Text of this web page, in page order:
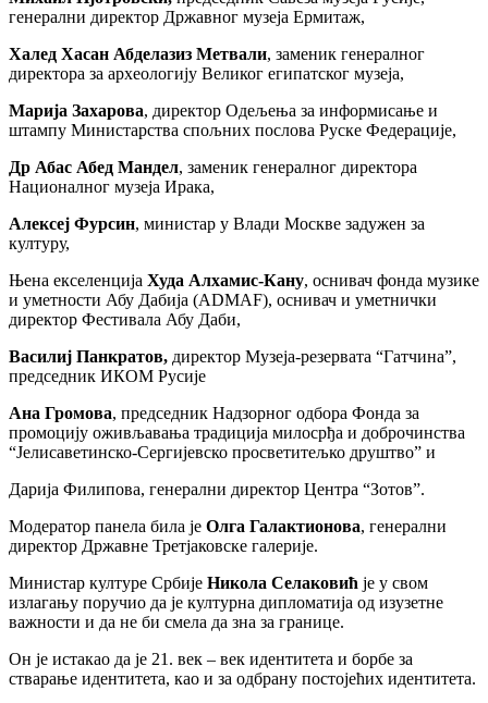
генерални директор Државног музеја Ермитаж,
Халед Хасан Абделазиз Метвали, заменик генералног
директора за археологију Великог египатског музеја,
Марија Захарова, директор Одељења за информисање и
штампу Министарства спољних послова Руске Федерације,
Др Абас Абед Мандел, заменик генералног директора
Националног музеја Ирака,
Алексеј Фурсин, министар у Влади Москве задужен за
културу,
Њена екселенција Худа Алхамис-Кану, оснивач фонда музике
и уметности Абу Дабија (ADMAF), оснивач и уметнички
директор Фестивала Абу Даби,
Василиј Панкратов, директор Музеја-резервата “Гатчина”,
председник ИКОМ Русије
Ана Громова, председник Надзорног одбора Фонда за
промоцију оживљавања традиција милосрђа и доброчинства
“Јелисаветинско-Сергијевско просветитељко друштво” и
Дарија Филипова, генерални директор Центра “Зотов”.
Модератор панела била је Олга Галактионова, генерални
директор Државне Третјаковске галерије.
Министар културе Србије Никола Селаковић је у свом
излагању поручио да је културна дипломатија од изузетне
важности и да не би смела да зна за границе.
Он је истакао да је 21. век – век идентитета и борбе за
стварање идентитета, као и за одбрану постојећих идентитета.